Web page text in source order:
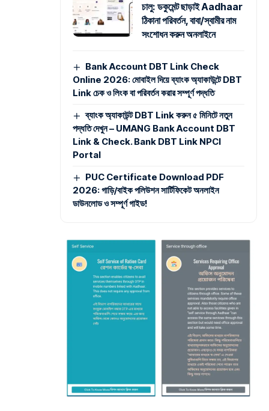
চালু: ডকুমেন্ট ছাড়াই Aadhaar
ঠিকানা পরিবর্তন, বাবা/স্বামীর নাম
সংশোধন করুন অনলাইনে
Bank Account DBT Link Check
Online 2026: মোবাইল দিয়ে ব্যাংক অ্যাকাউন্টে DBT
Link চেক ও লিংক বা পরিবর্তন করার সম্পূর্ণ পদ্ধতি
ব্যাংক অ্যাকাউন্ট DBT Link করুন ৫ মিনিটে নতুন
পদ্ধতি দেখুন – UMANG Bank Account DBT
Link & Check. Bank DBT Link NPCI
Portal
PUC Certificate Download PDF
2026: গাড়ি/বাইক পলিউশন সার্টিফিকেট অনলাইন
ডাউনলোড ও সম্পূর্ণ গাইড!